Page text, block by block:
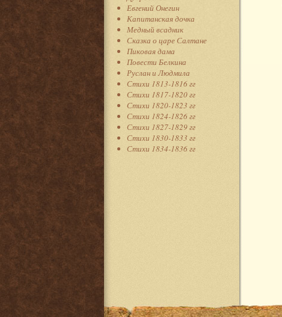
Евгений Онегин
Капитанская дочка
Медный всадник
Сказка о царе Салтане
Пиковая дама
Повести Белкина
Руслан и Людмила
Стихи 1813-1816 гг
Стихи 1817-1820 гг
Стихи 1820-1823 гг
Стихи 1824-1826 гг
Стихи 1827-1829 гг
Стихи 1830-1833 гг
Стихи 1834-1836 гг